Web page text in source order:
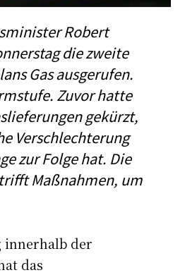
Robert
die zweite
Gas ausgerufen.
Zuvor hatte
gekürzt,
Verschlechterung
zur Folge hat. Die
Maßnahmen, um
innerhalb der
das